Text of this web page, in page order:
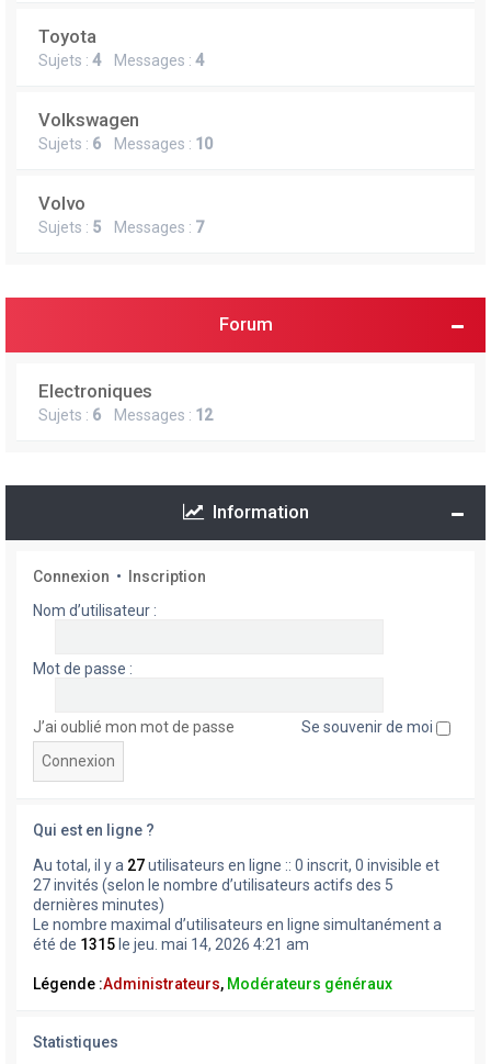
Toyota
Sujets : 4Messages : 4
Volkswagen
Sujets : 6 Messages : 10
Volvo
Sujets : 5 Messages : 7
Forum
Electroniques
Sujets : 6 Messages : 12
Information
Connexion •
Inscription
Nom d’utilisateur :
Mot de passe :
J’ai oublié mon mot de passe Se souvenir de moi
Qui est en ligne ?
Au total, il y a 27utilisateurs en ligne :: 0 inscrit, 0 invisible et
27 invités (selon le nombre d’utilisateurs actifs des 5
dernières minutes)
Le nombre maximal d’utilisateurs en ligne simultanément a
été de 1315 le jeu. mai 14, 2026 4:21 am
Légende :Administrateurs, Modérateurs généraux
Statistiques